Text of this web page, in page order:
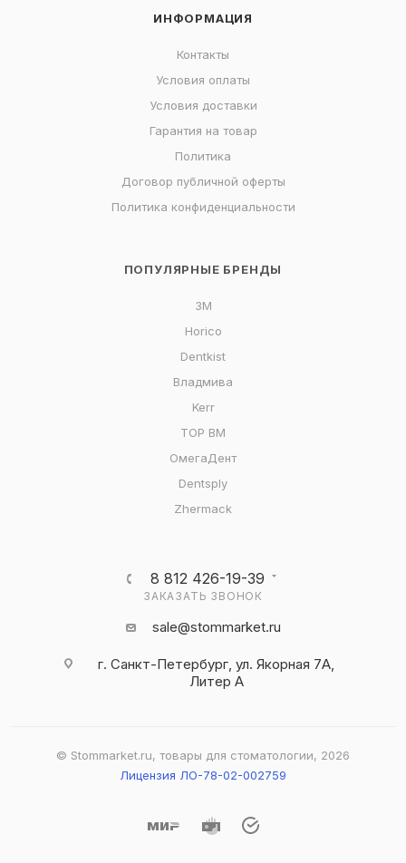
ИНФОРМАЦИЯ
Контакты
Условия оплаты
Условия доставки
Гарантия на товар
Политика
Договор публичной оферты
Политика конфиденциальности
ПОПУЛЯРНЫЕ БРЕНДЫ
3M
Horico
Dentkist
Владмива
Kerr
ТОР ВМ
ОмегаДент
Dentsply
Zhermack
8 812 426-19-39
ЗАКАЗАТЬ ЗВОНОК
sale@stommarket.ru
г. Cанкт-Петербург, ул. Якорная 7А,
Литер А
© Stommarket.ru, товары для стоматологии, 2026
Лицензия ЛО-78-02-002759